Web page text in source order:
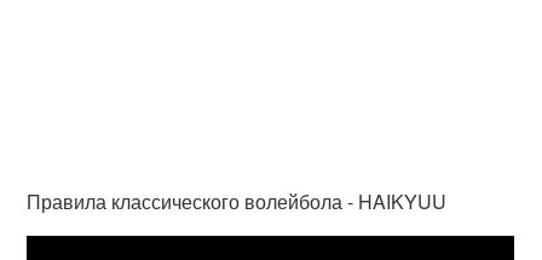
Правила классического волейбола - HAIKYUU